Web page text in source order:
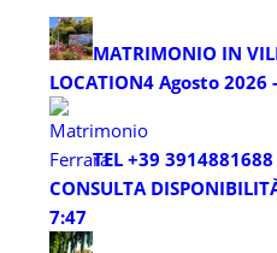
MATRIMONIO IN
LOCATION4 Agosto 2026
TEL +39
CONSULTA
7:47